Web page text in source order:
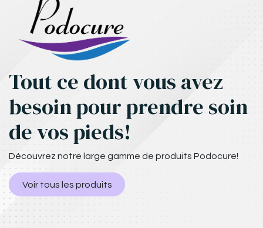
Tout ce dont vous avez
besoin pour prendre soin
de vos pieds!
Découvrez notre large gamme de produits Podocure!
Voir tous les produits